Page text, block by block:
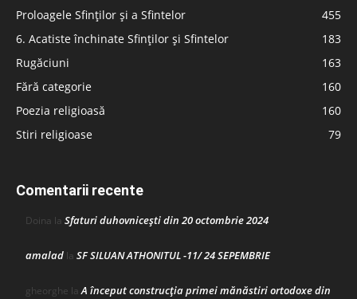
Proloagele Sfinților și a Sfintelor
455
6. Acatiste închinate Sfinților și Sfintelor
183
Rugăciuni
163
Fără categorie
160
Poezia religioasă
160
Stiri religioase
79
Comentarii recente
Doina la Sfaturi duhovnicești din 20 octombrie 2024
amalad la SF SILUAN ATHONITUL -11/ 24 SEPEMBRIE
gheorghe laA început construcţia primei mănăstiri ortodoxe din